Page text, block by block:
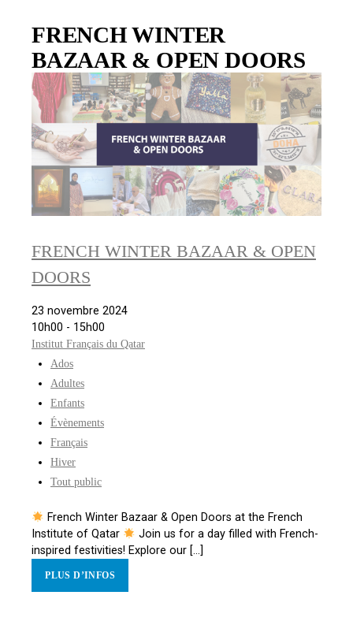
FRENCH WINTER
BAZAAR & OPEN DOORS
FRENCH WINTER BAZAAR & OPEN
DOORS
23 novembre 2024
10h00 - 15h00
Institut Français du Qatar
Ados
Adultes
Enfants
Évènements
Français
Hiver
Tout public
French Winter Bazaar & Open Doors at the French
Institute of Qatar
Join us for a day filled with French-
inspired festivities! Explore our [...]
PLUS D’INFOS